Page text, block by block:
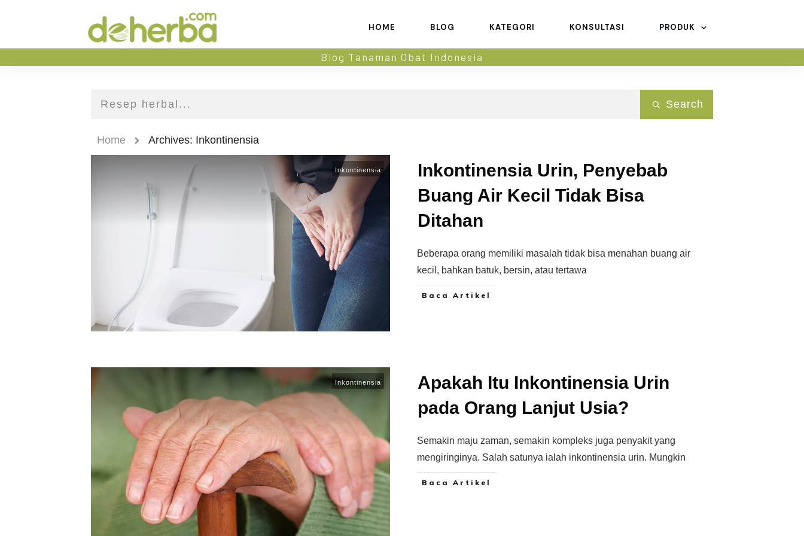
HOME BLOG KATEGORI KONSULTASI PRODUK
Blog Tanaman Obat Indonesia
Search
Home Archives: Inkontinensia
Inkontinensia
Inkontinensia Urin, Penyebab
Buang Air Kecil Tidak Bisa
Ditahan
Beberapa orang memiliki masalah tidak bisa menahan buang air
kecil, bahkan batuk, bersin, atau tertawa
Baca Artikel
Inkontinensia
Apakah Itu Inkontinensia Urin
pada Orang Lanjut Usia?
Semakin maju zaman, semakin kompleks juga penyakit yang
mengiringinya. Salah satunya ialah inkontinensia urin. Mungkin
Baca Artikel